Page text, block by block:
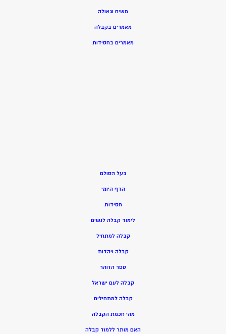
משיח וגאולה
מאמרים בקבלה
מאמרים בחסידות
בעל הסולם
הדף היומי
חסידות
לימוד קבלה לנשים
קבלה למתחיל
קבלה ויהדות
ספר הזוהר
קבלה לעם ישראל
קבלה למתחילים
מהי חכמת הקבלה
האם מותר ללמוד קבלה